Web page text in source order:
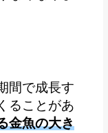
間で成長す
ることがあ
金魚の大き